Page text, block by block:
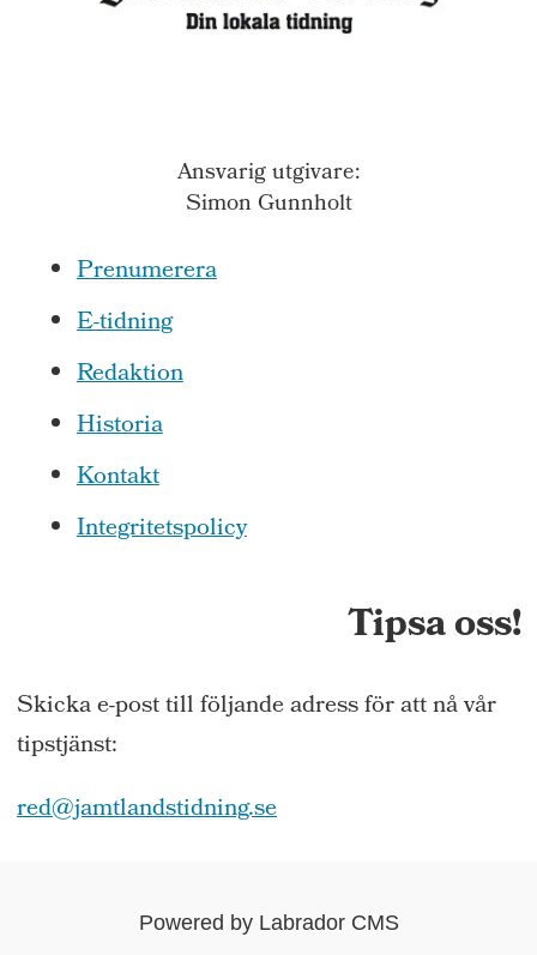
Ansvarig utgivare:
Simon Gunnholt
Prenumerera
E-tidning
Redaktion
Historia
Kontakt
Integritetspolicy
Tipsa oss!
Skicka e-post till följande adress för att nå vår
tipstjänst:
red@jamtlandstidning.se
Powered by Labrador CMS